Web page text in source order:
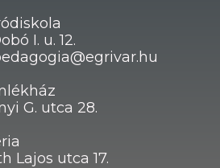
I. u. 12.
G. utca 28.
Lajos utca 17.